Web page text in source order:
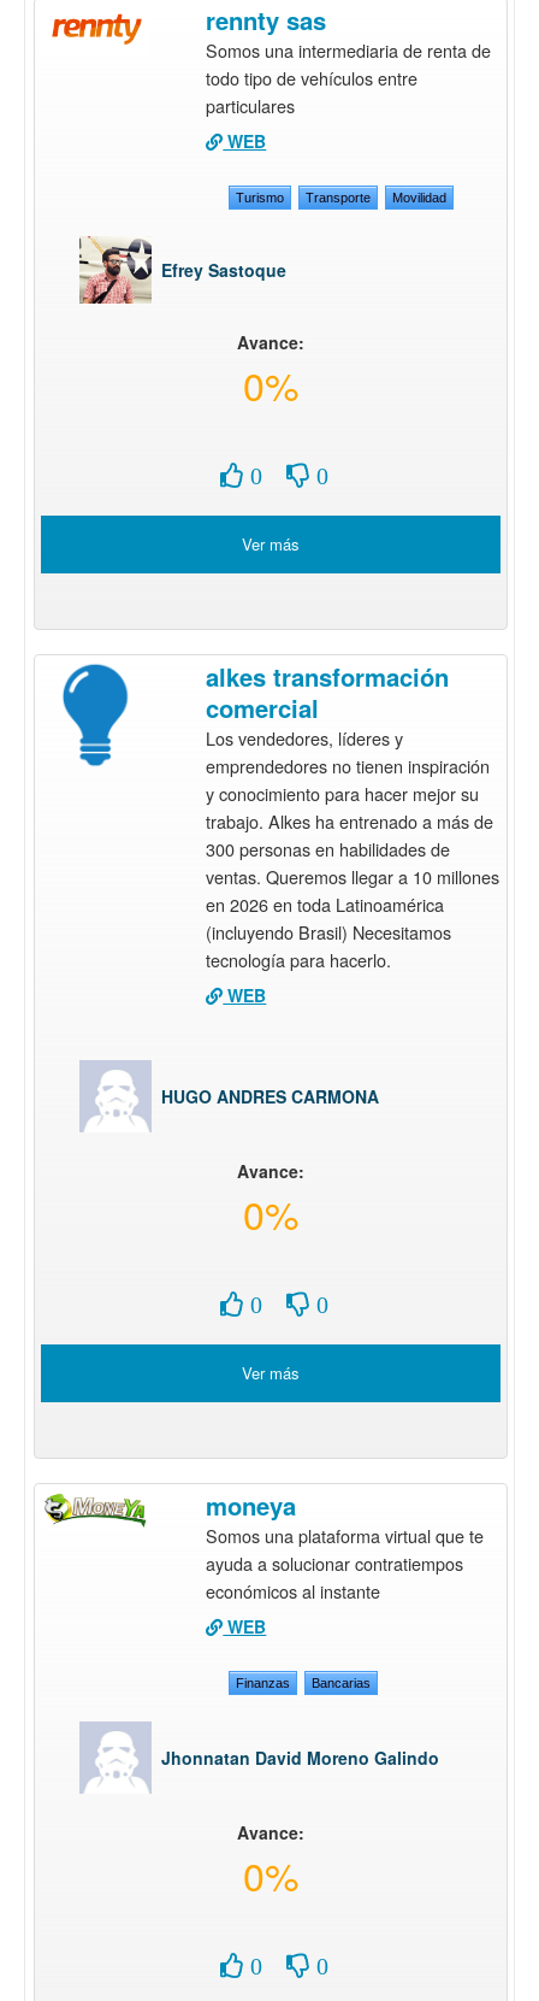
rennty sas
Somos una intermediaria de renta de
todo tipo de vehículos entre
particulares
WEB
Turismo Transporte Movilidad
Efrey Sastoque
Avance:
0%
0 0
Ver más
alkes transformación
comercial
Los vendedores, líderes y
emprendedores no tienen inspiración
y conocimiento para hacer mejor su
trabajo. Alkes ha entrenado a más de
300 personas en habilidades de
ventas. Queremos llegar a 10 millones
en 2026 en toda Latinoamérica
(incluyendo Brasil) Necesitamos
tecnología para hacerlo.
WEB
HUGO ANDRES CARMONA
Avance:
0%
0 0
Ver más
moneya
Somos una plataforma virtual que te
ayuda a solucionar contratiempos
económicos al instante
WEB
Finanzas Bancarias
Jhonnatan David Moreno Galindo
Avance:
0%
0 0